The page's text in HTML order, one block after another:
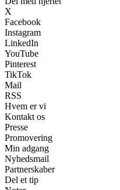
X
Facebook
Instagram
LinkedIn
YouTube
Pinterest
TikTok
Mail
RSS
Hvem er vi
Kontakt os
Presse
Promovering
Min adgang
Nyhedsmail
Partnerskaber
Del et tip